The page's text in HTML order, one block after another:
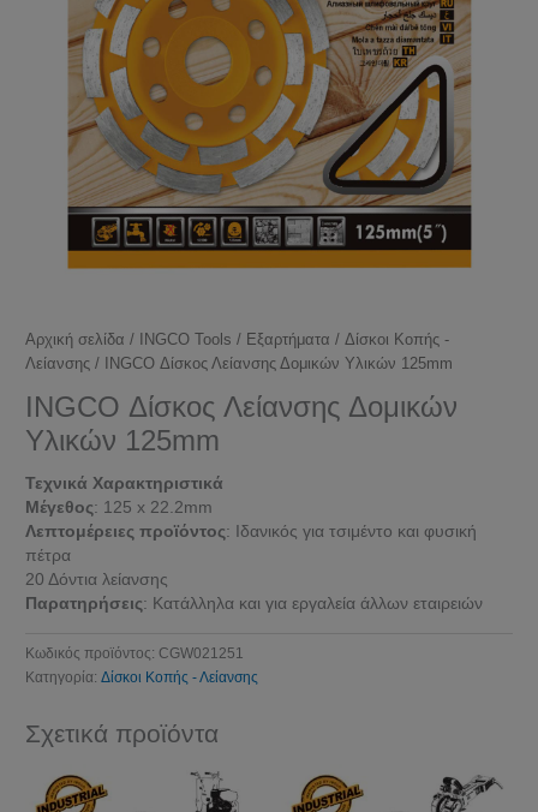
Αρχική σελίδα / INGCO Tools / Εξαρτήματα /Δίσκοι Κοπής -
Λείανσης / INGCO Δίσκος Λείανσης Δομικών Υλικών 125mm
INGCO Δίσκος Λείανσης Δομικών
Υλικών 125mm
Τεχνικά Χαρακτηριστικά
Μέγεθος: 125 x 22.2mm
Λεπτομέρειες προϊόντος: Ιδανικός για τσιμέντο και φυσική
πέτρα
20 Δόντια λείανσης
Παρατηρήσεις: Κατάλληλα και για εργαλεία άλλων εταιρειών
Κωδικός προϊόντος: CGW021251
Κατηγορία:Δίσκοι Κοπής - Λείανσης
Σχετικά προϊόντα